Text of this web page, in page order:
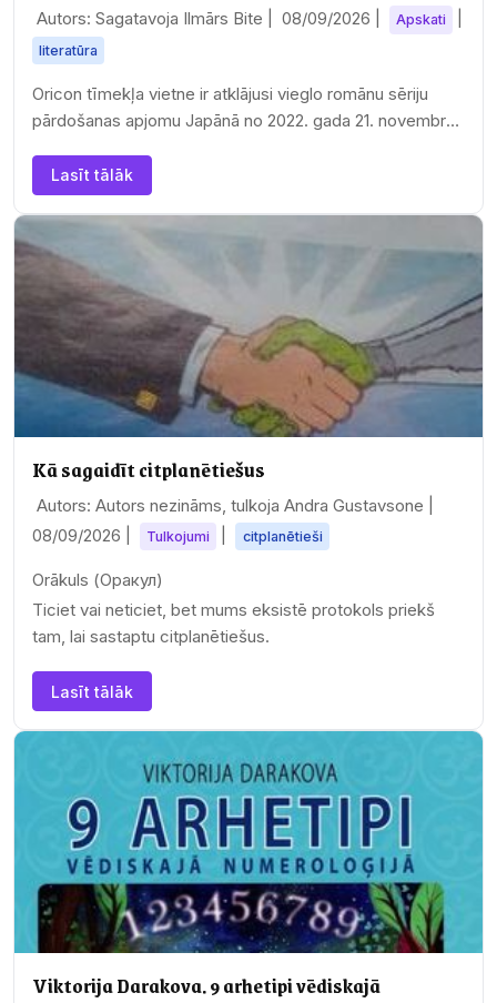
Autors: Sagatavoja Ilmārs Bite | 08/09/2026 Apskati
literatūra
Oricon tīmekļa vietne ir atklājusi vieglo romānu sēriju
pārdošanas apjomu Japānā no 2022. gada 21. novembra
Lasīt tālāk
Kā sagaidīt citplanētiešus
Autors: Autors nezināms, tulkoja Andra Gustavsone |
08/09/2026
Tulkojumi citplanētieši
Orākuls (Оракул)
Ticiet vai neticiet, bet mums eksistē protokols priekš
tam, lai sastaptu citplanētiešus.
Lasīt tālāk
Viktorija Darakova. 9 arhetipi vēdiskajā